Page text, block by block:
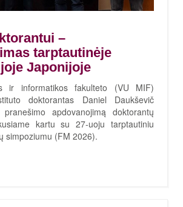
–
tarptautinėje
Japonijoje
ir informatikos fakulteto (VU MIF)
doktorantas Daniel Daukševič
apdovanojimą doktorantų
kartu su 27-uoju tarptautiniu
simpoziumu (FM 2026).